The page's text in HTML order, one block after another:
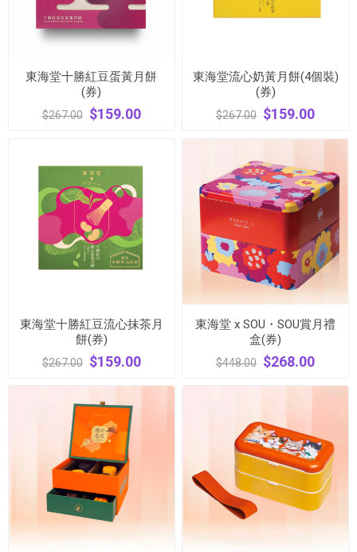
東海堂十勝紅豆蛋黃月餅
(券)
$267.00 $159.00
東海堂流心奶黃月餅(4個裝)
(券)
$267.00 $159.00
東海堂十勝紅豆流心抹茶月
餅(券)
$267.00 $159.00
東海堂 x SOU・SOU賞月禮
盒(券)
$448.00 $268.00